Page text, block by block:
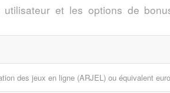
utilisateur et les options de
des jeux en ligne (ARJEL) ou équivalent